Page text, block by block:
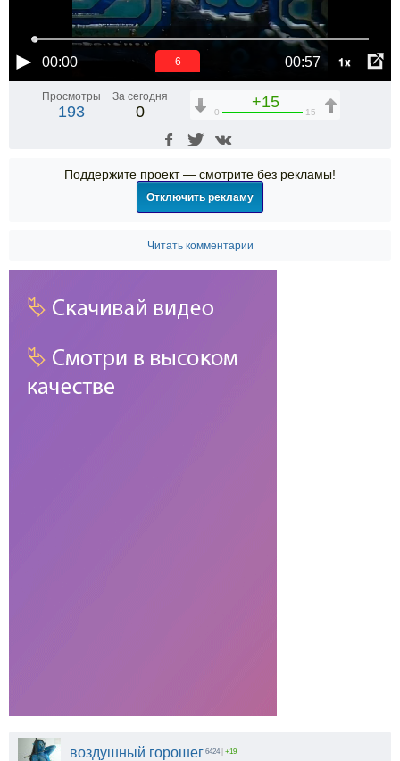
00:00 00:57 1x
6
Просмотры
193
За сегодня
0
+15
0 15
Поддержите проект — смотрите без рекламы!
Отключить рекламу
Читать комментарии
воздушный горошег 6424 +19